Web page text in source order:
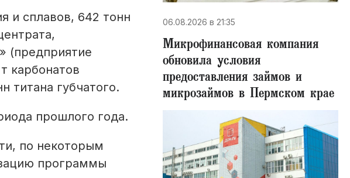
и сплавов, 642 тонн
(предприятие
карбонатов
титана губчатого.
прошлого года.
по некоторым
программы
06.08.2026 в 21:35
Микрофинансовая компания
обновила условия
предоставления займов и
микрозаймов в Пермском крае